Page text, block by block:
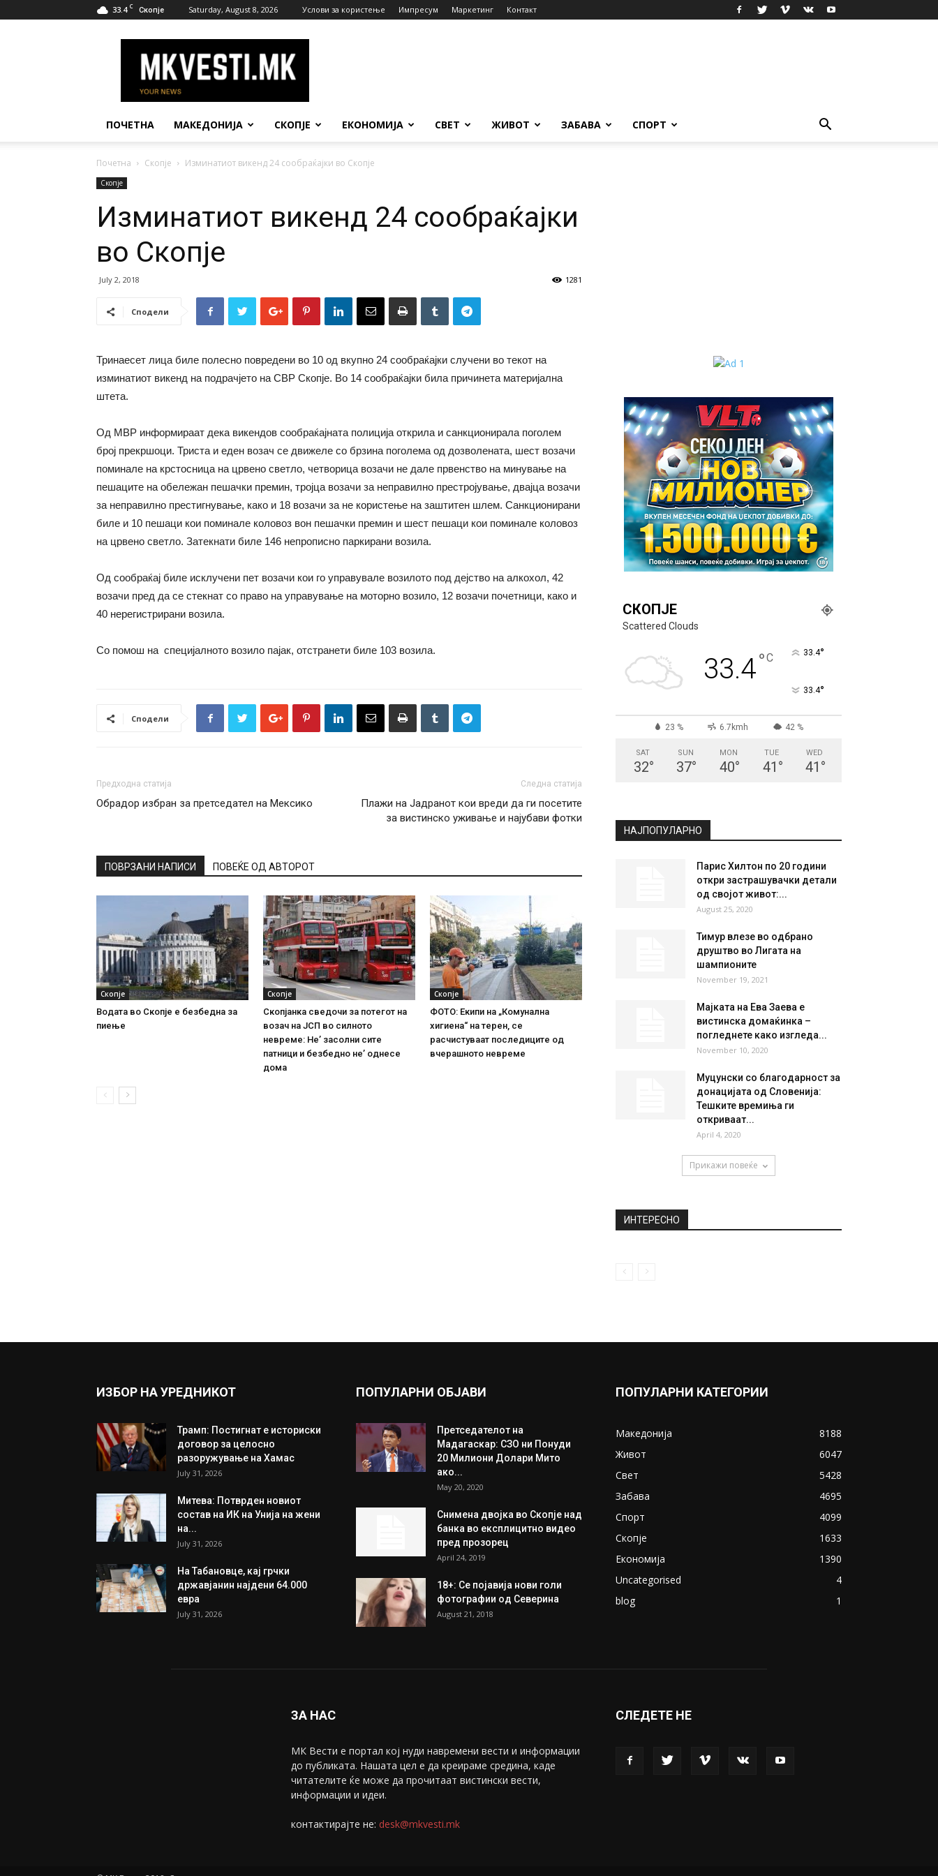
33.4 C Скопје Saturday, August 8, 2026 Услови за користење Импресум Маркетинг Контакт
Вести
ПОЧЕТНА МАКЕДОНИЈА СКОПЈЕ ЕКОНОМИЈА СВЕТ ЖИВОТ ЗАБАВА СПОРТ
Почетна Скопје Изминатиот викенд 24 сообраќајки во Скопје
Скопје
Изминатиот викенд 24 сообраќајки
во Скопје
July 2, 2018 1281
Сподели
Тринаесет лица биле полесно повредени во 10 од вкупно 24 сообраќајки случени во текот на
изминатиот викенд на подрачјето на СВР Скопје. Во 14 сообраќајки била причинета материјална
штета.
Од МВР информираат дека викендов сообраќајната полиција открила и санкционирала поголем
број прекршоци. Триста и еден возач се движеле со брзина поголема од дозволената, шест возачи
поминале на крстосница на црвено светло, четворица возачи не дале првенство на минување на
пешаците на обележан пешачки премин, тројца возачи за неправилно престројување, двајца возачи
за неправилно престигнување, како и 18 возачи за не користење на заштитен шлем. Санкционирани
биле и 10 пешаци кои поминале коловоз вон пешачки премин и шест пешаци кои поминале коловоз
на црвено светло. Затекнати биле 146 непрописно паркирани возила.
Од сообраќај биле исклучени пет возачи кои го управувале возилото под дејство на алкохол, 42
возачи пред да се стекнат со право на управување на моторно возило, 12 возачи почетници, како и
40 нерегистрирани возила.
Со помош на специјалното возило пајак, отстранети биле 103 возила.
Сподели
Предходна статија
Обрадор избран за претседател на Мексико
Следна статија
Плажи на Јадранот кои вреди да ги посетите
за вистинско уживање и најубави фотки
ПОВРЗАНИ НАПИСИ ПОВЕЌЕ ОД АВТОРОТ
Скопје
Водата во Скопје е безбедна за
пиење
Скопје
Скопјанка сведочи за потегот на
возач на ЈСП во силното
невреме: Не’ засолни сите
патници и безбедно не’ однесе
дома
Скопје
ФОТО: Екипи на „Комунална
хигиена“ на терен, се
расчистуваат последиците од
вчерашното невреме
СКОПЈЕ
Scattered Clouds
33.4°C 33.4°
33.4°
23 % 6.7kmh 42 %
SAT
32°
SUN
37°
MON
40°
TUE
41 °
WED
41 °
НАЈПОПУЛАРНО
Парис Хилтон по 20 години
откри застрашувачки детали
од својот живот:...
August 25, 2020
Тимур влезе во одбрано
друштво во Лигата на
шампионите
November 19, 2021
Мајката на Ева Заева е
вистинска домаќинка –
погледнете како изгледа...
November 10, 2020
Муцунски со благодарност за
донацијата од Словенија:
Тешките времиња ги
откриваат...
April 4, 2020
Прикажи повеќе
ИНТЕРЕСНО
ИЗБОР НА УРЕДНИКОТ
Трамп: Постигнат е историски
договор за целосно
разоружување на Хамас
July 31, 2026
Митева: Потврден новиот
состав на ИК на Унија на жени
на...
July 31, 2026
На Табановце, кај грчки
државјанин најдени 64.000
евра
July 31, 2026
ПОПУЛАРНИ ОБЈАВИ
Претседателот на
Мадагаскар: СЗО ни Понуди
20 Милиони Долари Мито
ако...
May 20, 2020
Снимена двојка во Скопје над
банка во експлицитно видео
пред прозорец
April 24, 2019
18+: Се појавија нови голи
фотографии од Северина
August 21, 2018
ПОПУЛАРНИ КАТЕГОРИИ
Македонија
8188
Живот
6047
Свет
5428
Забава
4695
Спорт
4099
Скопје
1633
Економија
1390
Uncategorised
4
blog
1
ЗА НАС
МК Вести е портал коj нуди навремени вести и информации
до публиката. Нашата цел е да креираме средина, каде
читателите ќе може да прочитаат вистински вести,
информации и идеи.
контактирајте не: desk@mkvesti.mk
СЛЕДЕТЕ НЕ